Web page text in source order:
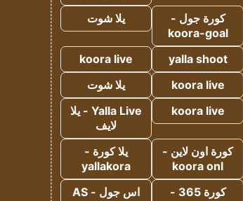
كورة جول -
koora-goal
يلا شوت
yalla shoot
koora live
koora live
يلا شوت
koora live
Yalla Live - يلا
لايف
كورة اون لاين -
koora onl
يلا كورة -
yallakora
كورة 365 -
اس جول - AS